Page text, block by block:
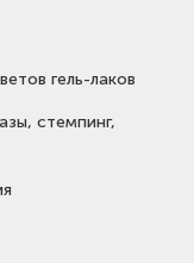
гель-лаков
стемпинг,